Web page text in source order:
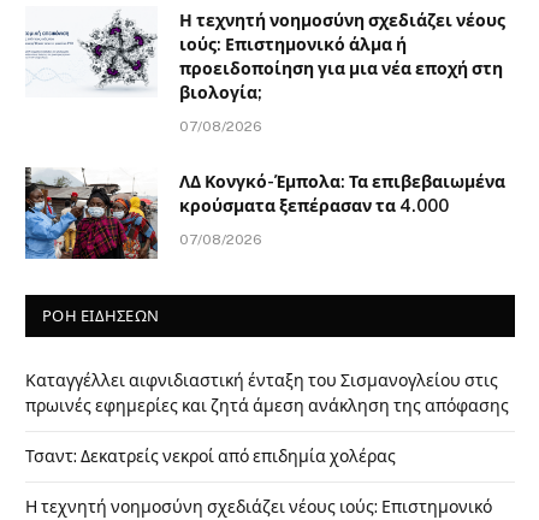
Η τεχνητή νοημοσύνη σχεδιάζει νέους
ιούς: Επιστημονικό άλμα ή
προειδοποίηση για μια νέα εποχή στη
βιολογία;
07/08/2026
ΛΔ Κονγκό-Έμπολα: Τα επιβεβαιωμένα
κρούσματα ξεπέρασαν τα 4.000
07/08/2026
ΡΟΗ ΕΙΔΗΣΕΩΝ
Καταγγέλλει αιφνιδιαστική ένταξη του Σισμανογλείου στις
πρωινές εφημερίες και ζητά άμεση ανάκληση της απόφασης
Τσαντ: Δεκατρείς νεκροί από επιδημία χολέρας
Η τεχνητή νοημοσύνη σχεδιάζει νέους ιούς: Επιστημονικό